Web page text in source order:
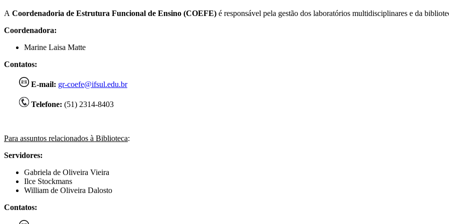
A Coordenadoria de Estrutura Funcional de Ensino (COEFE) é responsável pela gestão dos laboratórios multidisciplinares e da
Coordenadora:
Marine Laisa Matte
Contatos:
E-mail: gr-coefe@ifsul.edu.br
Telefone: (51) 2314-8403
Para assuntos relacionados à Biblioteca:
Servidores:
Gabriela de Oliveira Vieira
Ilce Stockmans
William de Oliveira Dalosto
Contatos: